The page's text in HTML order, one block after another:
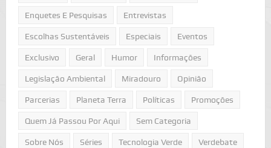
Enquetes E Pesquisas Entrevistas
Escolhas Sustentáveis Especiais Eventos
Exclusivo Geral Humor Informações
Legislação Ambiental Miradouro Opinião
Parcerias Planeta Terra Políticas Promoções
Quem Já Passou Por Aqui Sem Categoria
Sobre Nós Séries Tecnologia Verde Verdebate